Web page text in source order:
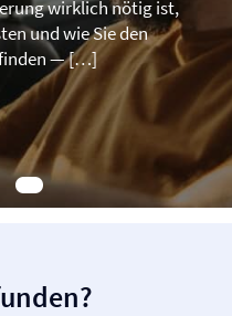
wirklich nötig ist,
und wie Sie den
finden — […]